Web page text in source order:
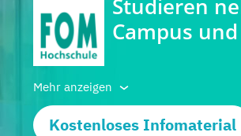
Mehr anzeigen
Kostenloses Infomaterial